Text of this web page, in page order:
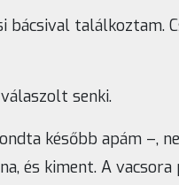
bácsival találkoztam.
senki.
később apám –,
és kiment. A